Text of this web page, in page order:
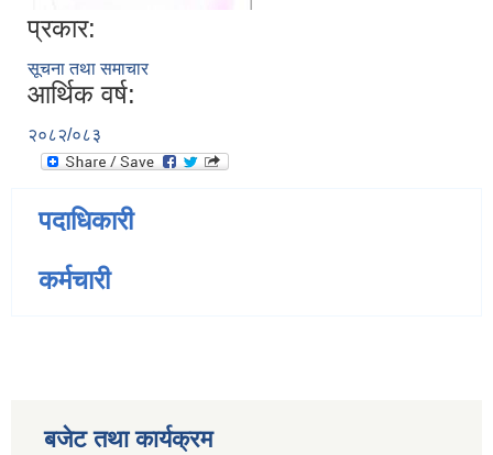
प्रकार:
सूचना तथा समाचार
आर्थिक वर्ष:
२०८२/०८३
पदाधिकारी
कर्मचारी
बजेट तथा कार्यक्रम